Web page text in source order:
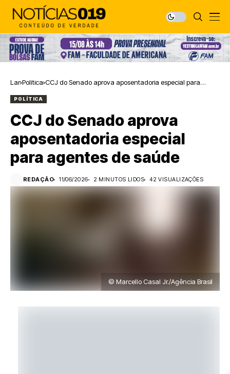
Lar Política CCJ do Senado aprova aposentadoria especial para
POLÍTICA
CCJ do Senado aprova
aposentadoria especial
para agentes de saúde
REDAÇÃO 11/06/2026 2 MINUTOS LIDOS 42 VISUALIZAÇÕES
© Marcello Casal Jr./Agência Brasil